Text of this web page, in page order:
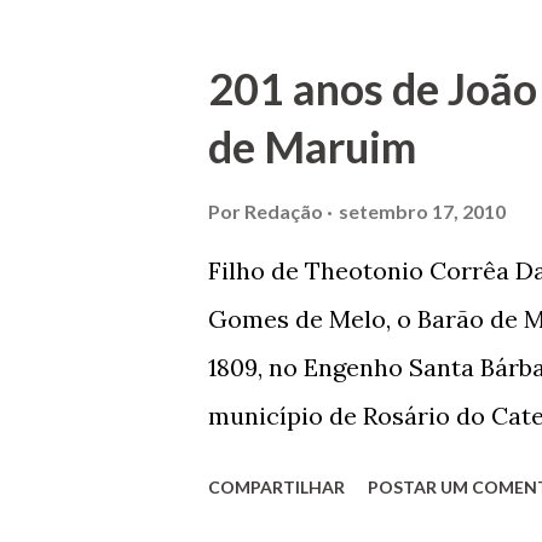
se dedicar aos estudos, e
primeiro plano para auxiliar
garçon, dono de bar, de
incontáveis vezes que
normal em trocas de gorjetas
201 anos de
de Maruim
Por Redação setembro 17, 2010
Filho de Theotonio Corrêa
Gomes de Melo, o Barão de
1809, no Engenho Santa
município de Rosário do
COMPARTILHAR POSTAR UM